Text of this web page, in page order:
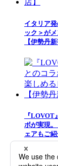
イタリア
ック＞が
【伊勢丹新
『LOVOT
ボが実現
ェアもご